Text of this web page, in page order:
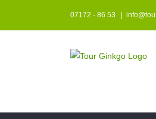
07172 - 86 53